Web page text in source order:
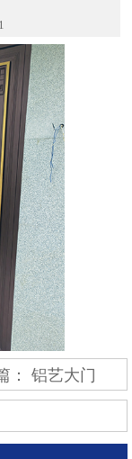
：铝艺大门